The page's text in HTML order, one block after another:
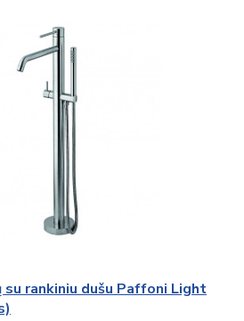
su rankiniu dušu Paffoni Light